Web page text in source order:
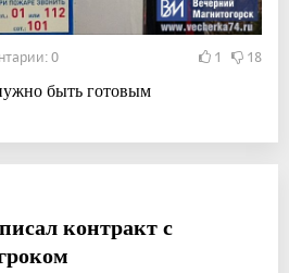
0 1 18
быть готовым
контракт с